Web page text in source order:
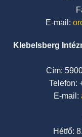
E-mail:
Klebelsberg
Cím:
Telefon:
E-mail:
Hétfő: